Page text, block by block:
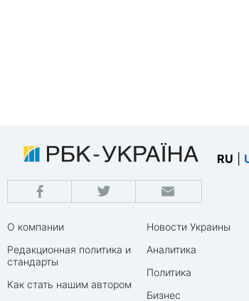
RU
О компании
Редакционная политика и
стандарты
Как стать нашим автором
Новости Украины
Аналитика
Политика
Бизнес